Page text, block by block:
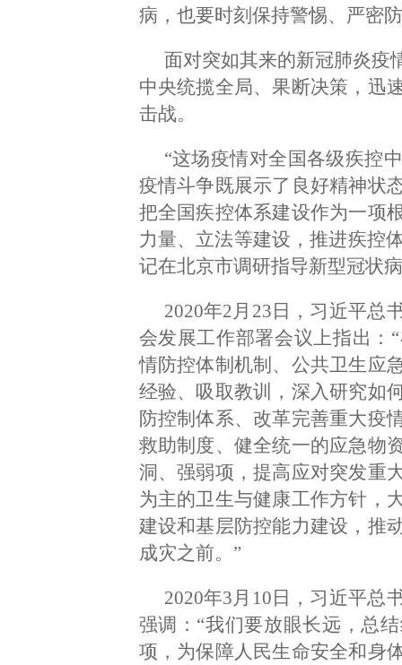
病，也要时刻保持警惕、严密
面对突如其来的新冠肺炎疫
中央统揽全局、果断决策，迅
击战。
“这场疫情对全国各级疾控
疫情斗争既展示了良好精神状
把全国疾控体系建设作为一项
力量、立法等建设，推进疾控
记在北京市调研指导新型冠状
2020年2月23日，习近平总
会发展工作部署会议上指出：
情防控体制机制、公共卫生应
经验、吸取教训，深入研究如
防控制体系、改革完善重大疫
救助制度、健全统一的应急物
洞、强弱项，提高应对突发重
为主的卫生与健康工作方针，
建设和基层防控能力建设，推
成灾之前。”
2020年3月10日，习近平总
强调：“我们要放眼长远，总
项，为保障人民生命安全和身